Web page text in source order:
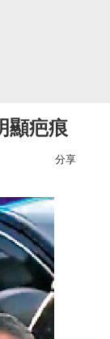
顯疤痕
分享